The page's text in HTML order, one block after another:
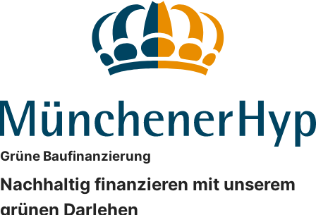
Grüne Baufinanzierung
Nachhaltig finanzieren mit unserem
grünen Darlehen